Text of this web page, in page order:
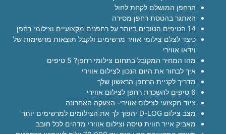
הרחפן המושלם לקחת לחול
האתגר בהטסת רחפן מסירה
14 הטיפים הטובים ביותר על רחפנים מקצועיים וצילומי רחפן
כיצד לצלם צילומי אוויר מרשימים ולקבל תוצאות מרשימות של
וידאו אווירי
מהו המחיר המקובל בתחום צילומי רחפן? 5 טיפים
איך לבחור את היום הנכון לצילום אווירי
מדריך לקניית הרחפן הראשון שלך
6 טיפים להשכרת רחפן לצילום אווירי
ציוד מקצועי לצילום אווירי- הצעקה האחרונה
מצב צילום D-LOG יהפוך לך את הצילומים למרשימים יותר
מאביק אייר חווית טיסה וצילום אווירי מדהים לכל חובב